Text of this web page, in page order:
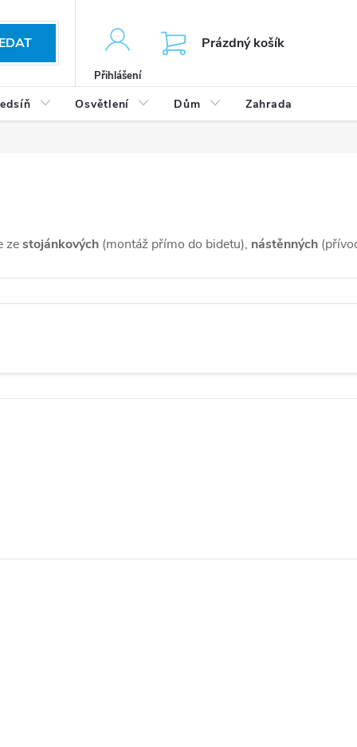
Přihlášení
Prázdný košík
Osvětlení Dům Zahrada
zestojánkových (montáž přímo do bidetu), nástěnných